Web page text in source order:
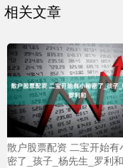
相关文章
散户股票配资 二宝开始有
密了_孩子_杨先生_罗利和